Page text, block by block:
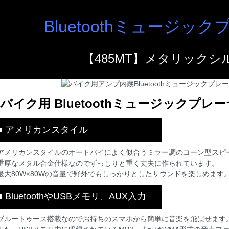
Bluetoothミュージック
【485MT】メタリックシ
バイク用 Bluetoothミュージックプレー
アメリカンスタイル
メリカンスタイルのオートバイによく似合うミラー調のコーン型スピ
厚なメタル合金仕様なのでずっしりと重く丈夫に作られています。
大80W×80Wの音量で野外でもしっかりとしたサウンドを楽しめます
BluetoothやUSBメモリ、AUX入力
ルートゥース搭載なのでお持ちのスマホから簡単に音楽を飛ばせます